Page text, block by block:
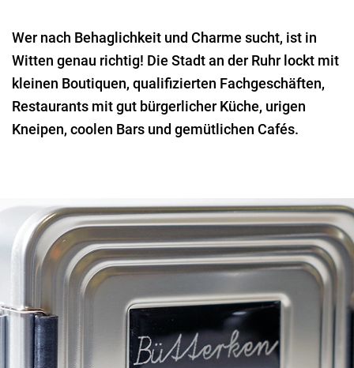
Wer nach Behaglichkeit und Charme sucht, ist in
Witten genau richtig! Die Stadt an der Ruhr lockt mit
kleinen Boutiquen, qualifizierten Fachgeschäften,
Restaurants mit gut bürgerlicher Küche, urigen
Kneipen, coolen Bars und gemütlichen Cafés.